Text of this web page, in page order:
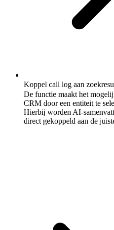
Koppel call log aan
De functie maakt het
CRM door een entiteit te
Hierbij worden AI-
direct gekoppeld aan de